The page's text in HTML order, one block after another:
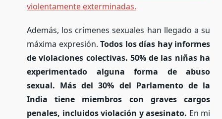
violentamente exterminadas.
Además, los crímenes sexuales han llegado a su
máxima expresión. Todos los días hay informes
de violaciones colectivas. 50% de las niñas ha
experimentado alguna forma de abuso
sexual. Más del 30% del Parlamento de la
India tiene miembros con graves cargos
penales, incluidos violación y asesinato. En mi